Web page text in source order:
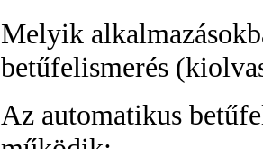
Melyik
betűfelismerés
Az automatikus